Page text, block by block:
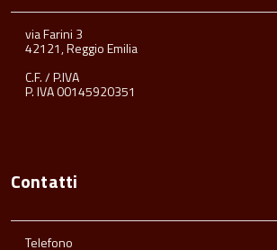
via Farini 3
42121, Reggio Emilia
C.F. / P.IVA
P. IVA 00145920351
Contatti
Telefono